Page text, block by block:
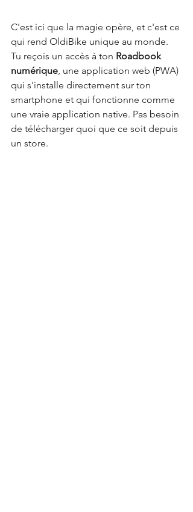
C'est ici que la magie opère, et c'est ce
qui rend OldiBike unique au monde.
Tu reçois un accès à ton Roadbook
numérique, une application web (PWA)
qui s'installe directement sur ton
smartphone et qui fonctionne comme
une vraie application native. Pas besoin
de télécharger quoi que ce soit depuis
un store.